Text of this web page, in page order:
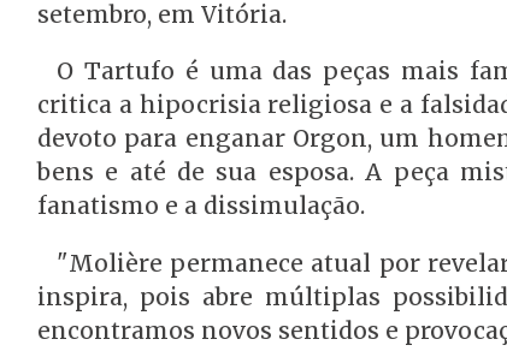
setembro, em Vitória.
O Tartufo é uma das peças mais
critica a hipocrisia religiosa e a
devoto para enganar Orgon, um
bens e até de sua esposa. A peça
fanatismo e a dissimulação.
"Molière permanece atual por
inspira, pois abre múltiplas
encontramos novos sentidos e